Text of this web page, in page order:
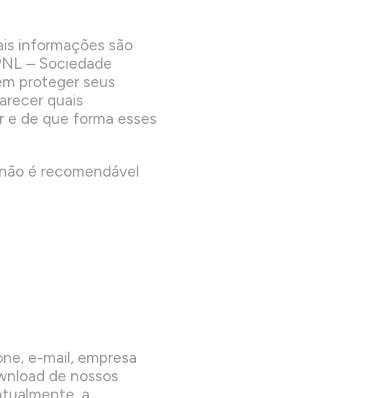
informações são
– Sociedade
proteger seus
quais
e de que forma esses
é recomendável
e-mail, empresa
de nossos